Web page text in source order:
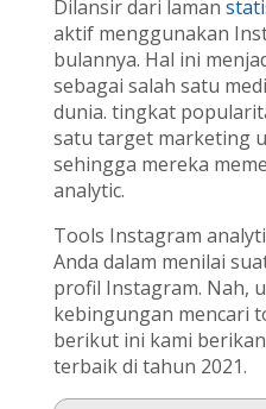
Dilansir dari laman
aktif menggunakan
bulannya. Hal ini
sebagai salah satu
dunia. tingkat
satu target marketing
sehingga mereka
analytic.
Tools Instagram
Anda dalam menilai
profil Instagram. Nah,
kebingungan mencari
berikut ini kami
terbaik di tahun 2021.